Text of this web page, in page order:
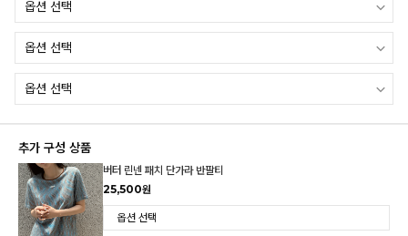
추가 구성 상품
버터 린넨 패치 단가라 반팔티
25,500원